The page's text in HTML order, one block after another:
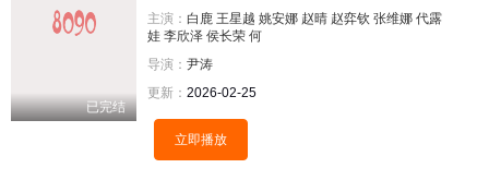
已完结
主演： 白鹿 王星越 姚安娜 赵晴 赵弈钦 张维娜 代露
娃 李欣泽 侯长荣 何
导演： 尹涛
更新： 2026-02-25
立即播放